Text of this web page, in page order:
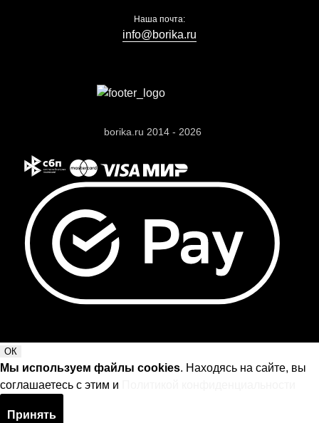
borika.ru 2014 - 2026
Наша почта:
info@borika.ru
ОК
Мы используем файлы cookies. Находясь на сайте, вы
соглашаетесь с этим и
Принять